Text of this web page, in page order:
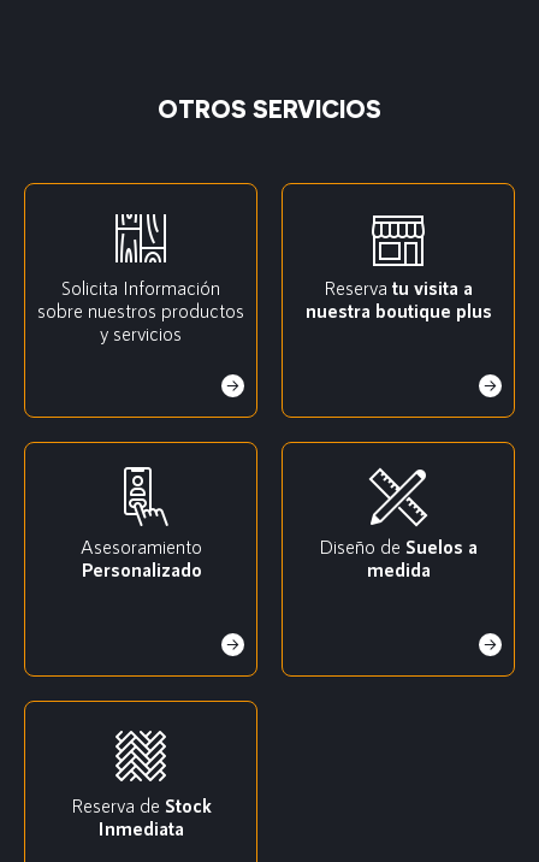
OTROS SERVICIOS
Solicita Información
sobre nuestros productos
y servicios
Reserva tu visita a
nuestra boutique plus
Asesoramiento
Personalizado
Diseño de Suelos a
medida
Reserva de Stock
Inmediata